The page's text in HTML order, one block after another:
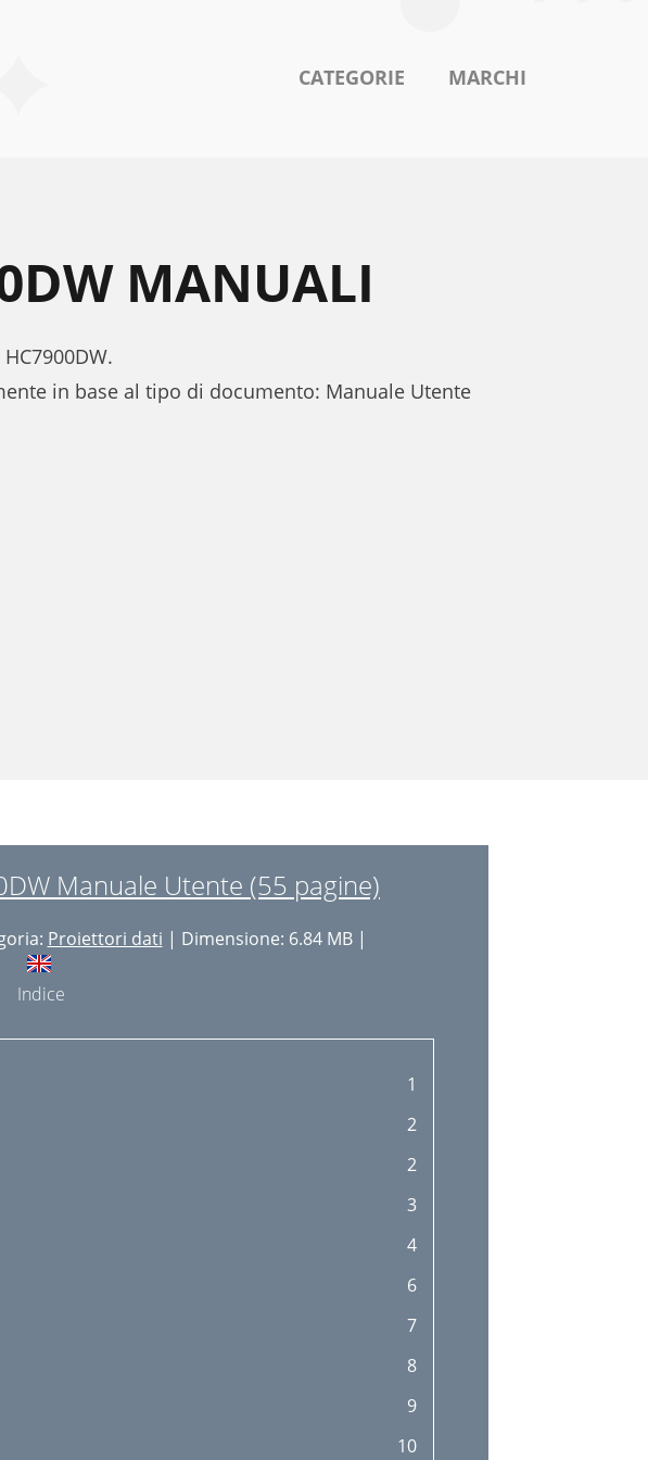
CATEGORIE MARCHI
MANUALI
in base al tipo di documento: Manuale Utente
Manuale Utente (55 pagine)
Proiettori dati | Dimensione: 6.84 MB |
Indice
1
2
2
3
4
6
7
8
9
10